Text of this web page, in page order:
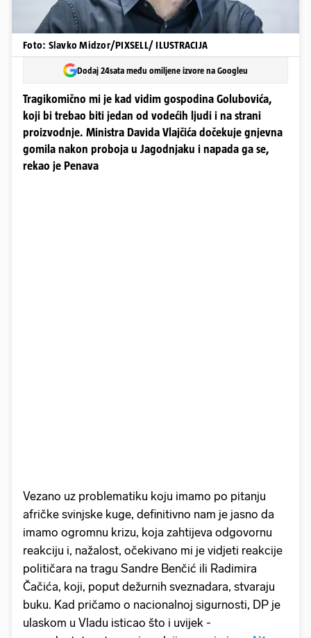
Foto: Slavko Midzor/PIXSELL/ ILUSTRACIJA
Dodaj 24sata među omiljene izvore na Googleu
Tragikomično mi je kad vidim gospodina Golubovića,
koji bi trebao biti jedan od vodećih ljudi i na strani
proizvodnje. Ministra Davida Vlajčića dočekuje gnjevna
gomila nakon proboja u Jagodnjaku i napada ga se,
rekao je Penava
Vezano uz problematiku koju imamo po pitanju
afričke svinjske kuge, definitivno nam je jasno da
imamo ogromnu krizu, koja zahtijeva odgovornu
reakciju i, nažalost, očekivano mi je vidjeti reakcije
političara na tragu Sandre Benčić ili Radimira
Čačića, koji, poput dežurnih sveznadara, stvaraju
buku. Kad pričamo o nacionalnoj sigurnosti, DP je
ulaskom u Vladu isticao što i uvijek -